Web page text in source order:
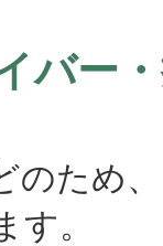
バー
ため
す。